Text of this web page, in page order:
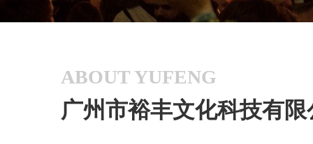
广州市裕丰文化科技有
ABOUT YUFENG